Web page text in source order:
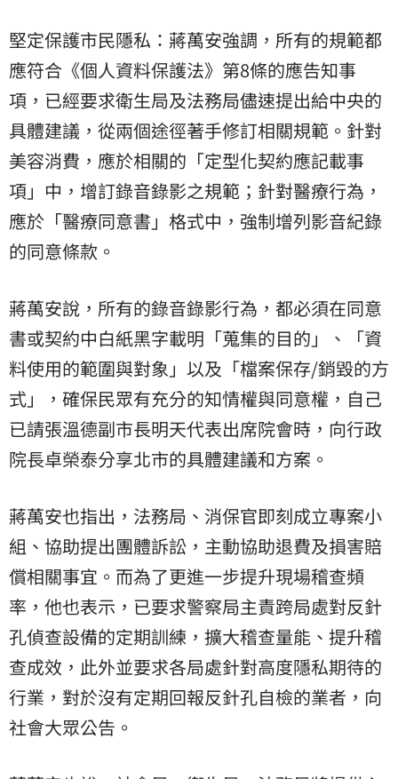
堅定保護市民隱私：蔣萬安強調，所有的規範都
應符合《個人資料保護法》第8條的應告知事
項，已經要求衛生局及法務局儘速提出給中央的
具體建議，從兩個途徑著手修訂相關規範。針對
美容消費，應於相關的「定型化契約應記載事
項」中，增訂錄音錄影之規範；針對醫療行為，
應於「醫療同意書」格式中，強制增列影音紀錄
的同意條款。
蔣萬安說，所有的錄音錄影行為，都必須在同意
書或契約中白紙黑字載明「蒐集的目的」、「資
料使用的範圍與對象」以及「檔案保存/銷毀的方
式」，確保民眾有充分的知情權與同意權，自己
已請張溫德副市長明天代表出席院會時，向行政
院長卓榮泰分享北市的具體建議和方案。
蔣萬安也指出，法務局、消保官即刻成立專案小
組、協助提出團體訴訟，主動協助退費及損害賠
償相關事宜。而為了更進一步提升現場稽查頻
率，他也表示，已要求警察局主責跨局處對反針
孔偵查設備的定期訓練，擴大稽查量能、提升稽
查成效，此外並要求各局處針對高度隱私期待的
行業，對於沒有定期回報反針孔自檢的業者，向
社會大眾公告。